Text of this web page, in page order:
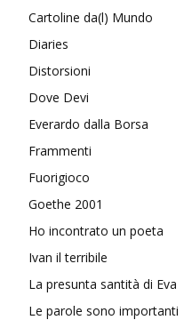
Cartoline da(l) Mundo
Diaries
Distorsioni
Dove Devi
Everardo dalla Borsa
Frammenti
Fuorigioco
Goethe 2001
Ho incontrato un poeta
Ivan il terribile
La presunta santità di Eva
Le parole sono importanti